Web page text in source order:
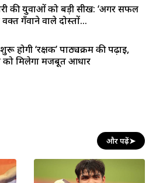
की युवाओं को बड़ी सीख: ‘अगर सफल
वक्त गँवाने वाले दोस्तों...
होगी ‘रक्षक’ पाठ्यक्रम की पढ़ाई,
को मिलेगा मजबूत आधार
और पढ़ें➤